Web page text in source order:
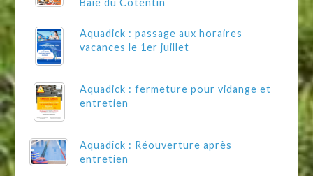
Baie du Cotentin
Aquadick : passage aux horaires
vacances le 1er juillet
Aquadick : fermeture pour vidange et
entretien
Aquadick : Réouverture après
entretien